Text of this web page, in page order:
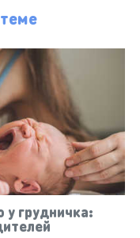
у грудничка: